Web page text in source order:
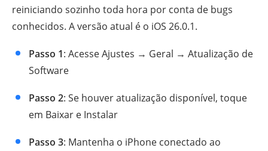
reiniciando sozinho toda hora por conta de bugs
conhecidos. A versão atual é o iOS 26.0.1.
Passo 1: Acesse Ajustes → Geral → Atualização de
Software
Passo 2: Se houver atualização disponível, toque
em Baixar e Instalar
Passo 3: Mantenha o iPhone conectado ao